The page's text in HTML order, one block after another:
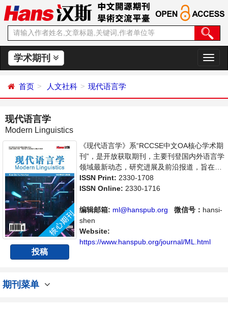
学术期刊
切
换
首页 人文社科 现代语言学
现代语言学
Modern Linguistics
投稿
《现代语言学》系“RCCSE中文OA核心学术期
刊”，是开放获取期刊，主要刊登国内外语言学
领域最新动态，研究进展及前沿报道，旨在给
世界范围内的科学家、学者、科研人员提供一
个传播、分享和讨论语言学领域内不同方向问
ISSN Print: 2330-1708
ISSN Online: 2330-1716
编辑邮箱: ml@hanspub.org 微信号： hansi-
shen
Website:
https://www.hanspub.org/journal/ML.html
期刊菜单